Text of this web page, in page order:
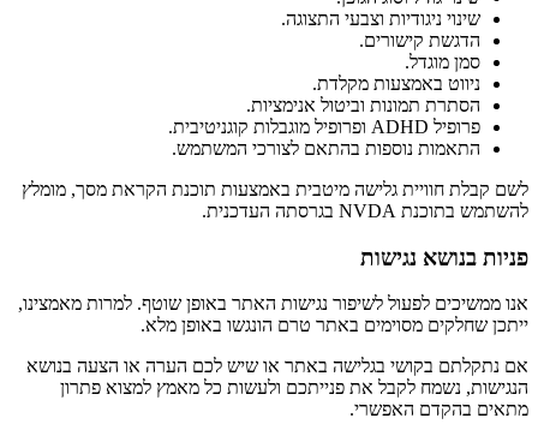
שינוי ניגודיות וצבעי התצוגה.
הדגשת קישורים.
סמן מוגדל.
ניווט באמצעות מקלדת.
הסתרת תמונות וביטול אנימציות.
פרופיל ADHD ופרופיל מוגבלות קוגניטיבית.
התאמות נוספות בהתאם לצורכי המשתמש.
לשם קבלת חוויית גלישה מיטבית באמצעות תוכנת הקראת מסך, מומלץ
להשתמש בתוכנת NVDA בגרסתה העדכנית.
פניות בנושא נגישות
אנו ממשיכים לפעול לשיפור נגישות האתר באופן שוטף. למרות מאמצינו,
ייתכן שחלקים מסוימים באתר טרם הונגשו באופן מלא.
אם נתקלתם בקושי בגלישה באתר או שיש לכם הערה או הצעה בנושא
הנגישות, נשמח לקבל את פנייתכם ולעשות כל מאמץ למצוא פתרון
מתאים בהקדם האפשרי.